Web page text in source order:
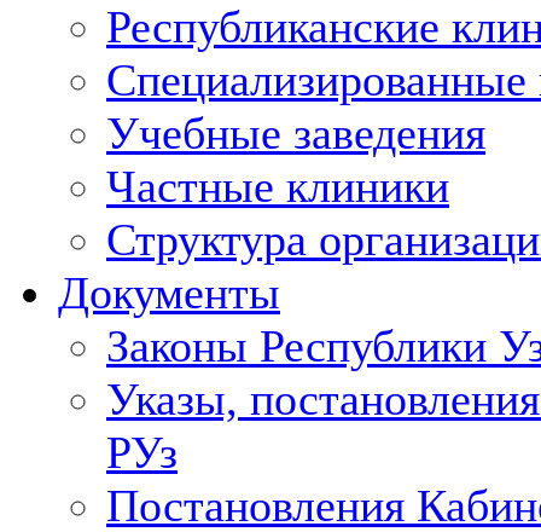
Республиканские
Учебные заведения
Частные клиники
Структура
Документы
Законы Республики
Указы,
РУз
Постановления